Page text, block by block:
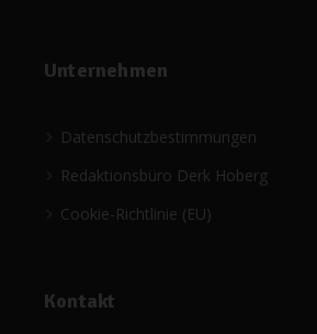
Unternehmen
Datenschutzbestimmungen
Redaktionsbüro Derk Hoberg
Cookie-Richtlinie (EU)
Kontakt